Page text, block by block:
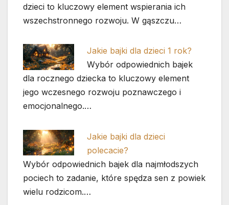
dzieci to kluczowy element wspierania ich
wszechstronnego rozwoju. W gąszczu…
Jakie bajki dla dzieci 1 rok?
Wybór odpowiednich bajek
dla rocznego dziecka to kluczowy element
jego wczesnego rozwoju poznawczego i
emocjonalnego.…
Jakie bajki dla dzieci
polecacie?
Wybór odpowiednich bajek dla najmłodszych
pociech to zadanie, które spędza sen z powiek
wielu rodzicom.…